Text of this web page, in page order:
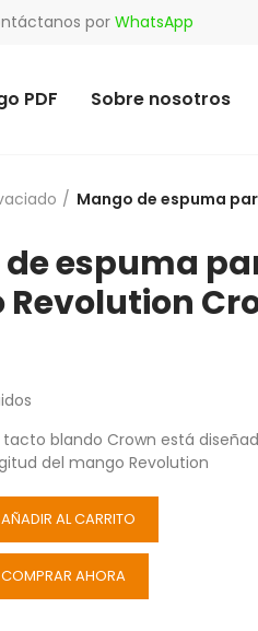
por WhatsApp
PDF Sobre nosotros
Mango de espuma
espuma
tacto blando Crown está
del mango Revolution
AÑADIR AL CARRITO
COMPRAR AHORA